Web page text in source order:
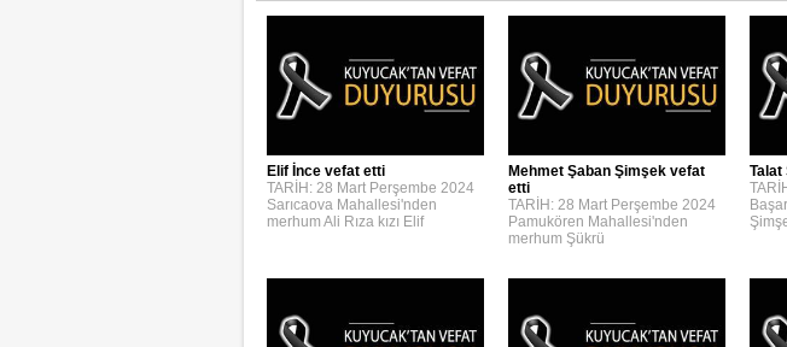
Elif İnce vefat etti
TARİH: 28 Mart Perşembe 2024
Sarıcaova Mahallesi'nden
merhum Ali Rıza kızı Elif
Mehmet Şaban Şimşek vefat
etti
TARİH: 28 Mart Perşembe 2024
Pamukören Mahallesi'nden
merhum Şükrü
Talat